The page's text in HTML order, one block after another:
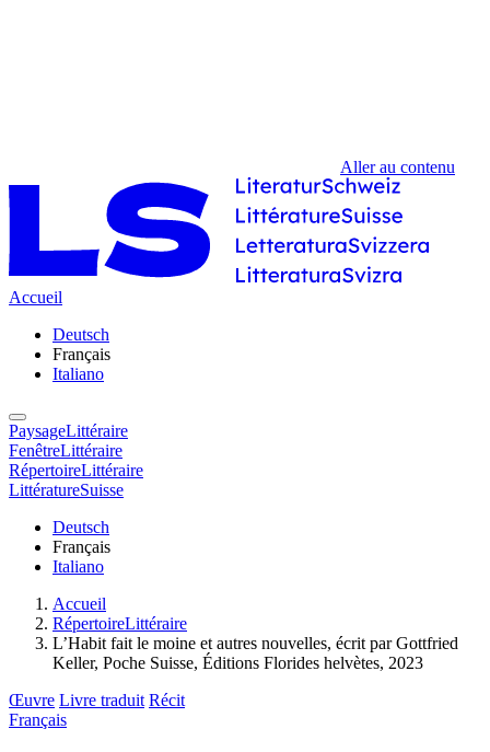
Aller au contenu
Accueil
Deutsch
Français
Italiano
PaysageLittéraire
FenêtreLittéraire
RépertoireLittéraire
LittératureSuisse
Deutsch
Français
Italiano
Accueil
RépertoireLittéraire
L’Habit fait le moine et autres nouvelles, écrit par Gottfried
Keller, Poche Suisse, Éditions Florides helvètes, 2023
Œuvre Livre traduit Récit
Français